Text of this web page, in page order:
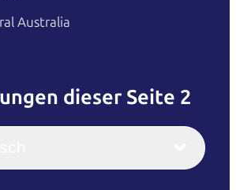
Australia
dieser Seite 2
Italiano